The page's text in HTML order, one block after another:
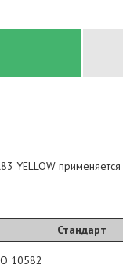
YELLOW
Стандарт
10582